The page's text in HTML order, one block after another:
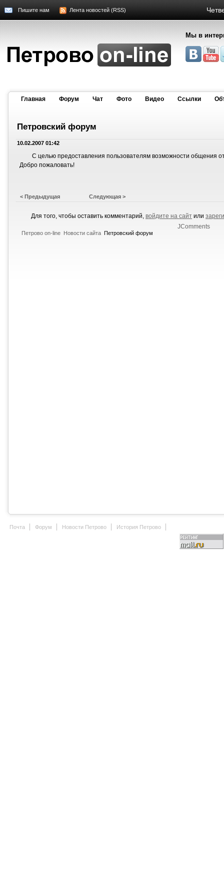
Пишите нам Лента новостей (RSS)
Мы в
Главная Форум Чат Фото Видео Cсылки
Петровский форум
10.02.2007 01:42
С целью предоставления пользователям возможности общения
Добро пожаловать!
< Предыдущая Следующая >
Для того, чтобы оставить комментарий, войдите на сайт или
JComments
Петрово on-line Новости сайта Петровский форум
Почта Форум Новости Петрово История Петрово